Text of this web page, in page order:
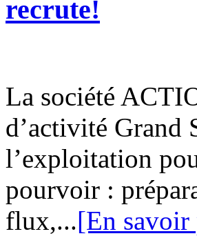
recrute!
La société
d’activité Grand
l’exploitation
pourvoir :
flux,...[En savoir